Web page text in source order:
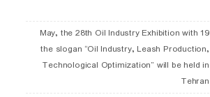
19 May, the 28th Oil Industry Exhibition with
the slogan “Oil Industry, Leash Production,
Technological Optimization” will be held in
Tehran